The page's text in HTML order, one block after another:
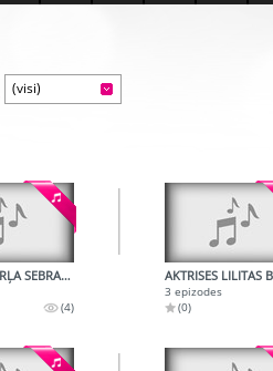
(visi)
AKTIERA KĀRĻA SEBRA 50. JUBILEJAS IERAKSTS
(4)
3 epizodes
(0)